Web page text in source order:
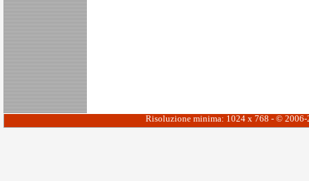
Risoluzione minima: 1024 x 768 - ©